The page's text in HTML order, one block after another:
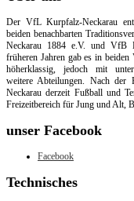
Der VfL Kurpfalz-Neckarau
beiden benachbarten
Neckarau 1884 e.V. und VfB
früheren Jahren gab es in
höherklassig, jedoch mit
weitere Abteilungen. Nach
Neckarau derzeit Fußball und
Freizeitbereich für Jung und Alt,
unser Facebook
Facebook
Technisches